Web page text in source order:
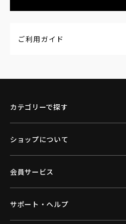
ご利用ガイド
カテゴリーで探す
ショップについて
会員サービス
サポート・ヘルプ